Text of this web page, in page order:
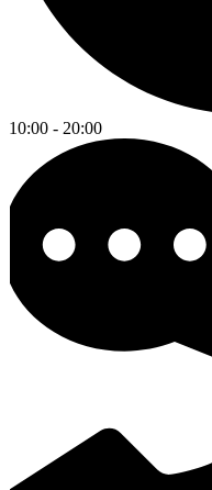
10:00 - 20:00